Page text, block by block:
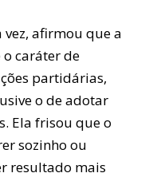
afirmou que a
o caráter de
partidárias,
o de adotar
Ela frisou que o
sozinho ou
resultado mais